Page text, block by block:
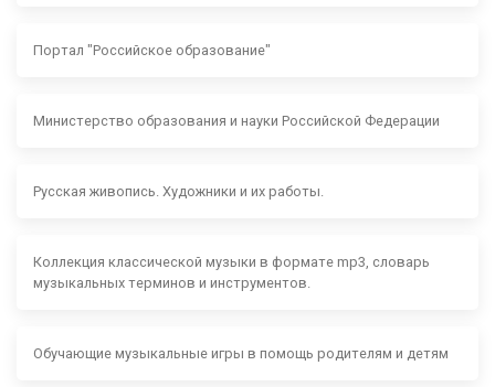
Портал "Российское образование"
Министерство образования и науки Российской Федерации
Русская живопись. Художники и их работы.
Коллекция классической музыки в формате mp3, словарь
музыкальных терминов и инструментов.
Обучающие музыкальные игры в помощь родителям и детям